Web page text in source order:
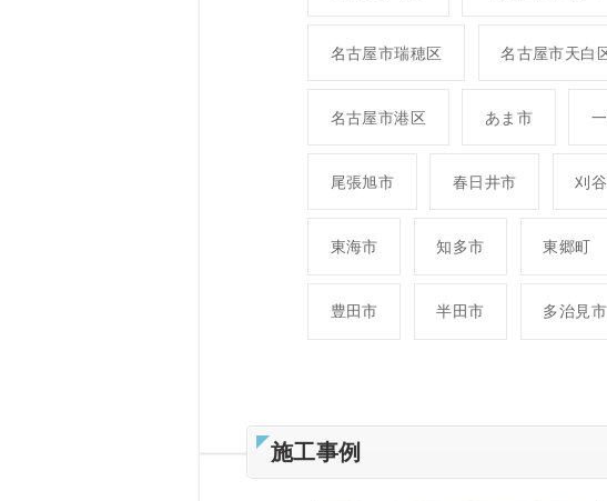
名古屋市瑞穂区 名古屋市天白
名古屋市港区 あま市
尾張旭市 春日井市 刈
東海市 知多市 東郷町
豊田市 半田市 多治見市
施工事例